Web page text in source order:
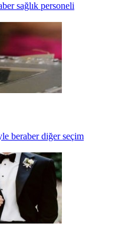
sağlık personeli
beraber diğer seçim